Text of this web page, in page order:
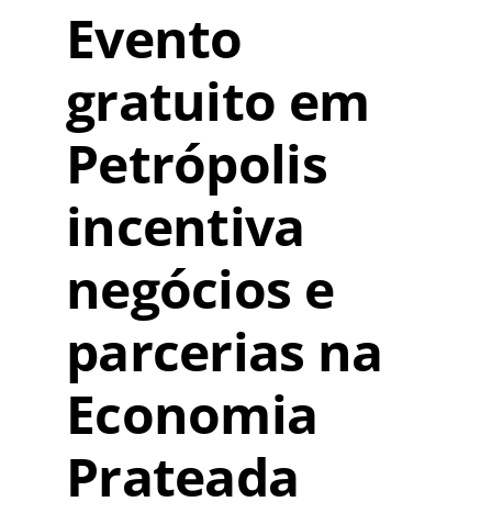
Evento
gratuito em
Petrópolis
incentiva
negócios e
parcerias na
Economia
Prateada